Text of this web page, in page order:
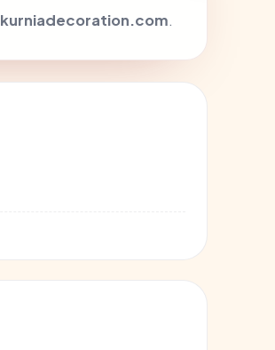
kurniadecoration.com.